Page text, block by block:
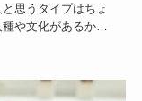
思うタイプはちょ
や文化があるか